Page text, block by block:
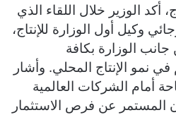
أكد الوزير خلال اللقاء الذي
وكيل أول الوزارة للإنتاج،
الوزارة بكافة
نمو الإنتاج المحلي. وأشار
أمام الشركات العالمية
المستمر عن فرص الاستثمار